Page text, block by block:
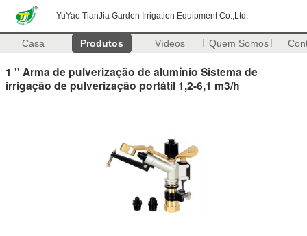
YuYao TianJia Garden Irrigation Equipment Co.,Ltd.
Casa Produtos Vídeos Quem Somos
1 '' Arma de pulverização de alumínio Sistema de
irrigação de pulverização portátil 1,2-6,1 m3/h